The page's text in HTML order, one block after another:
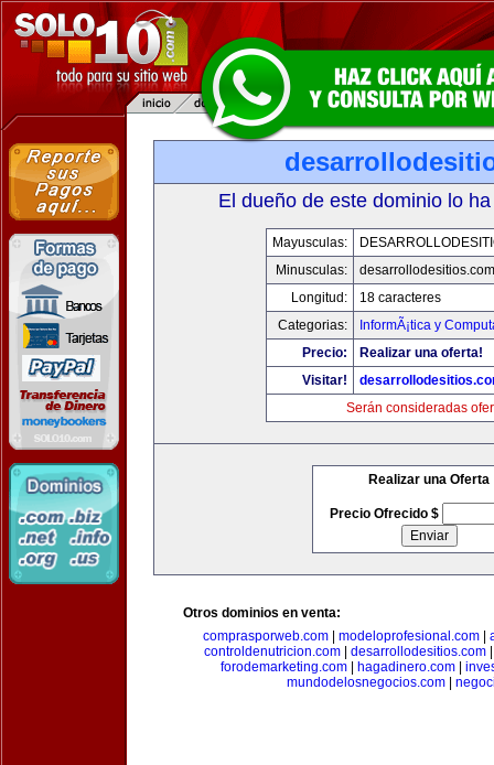
El dueño de este dominio lo
Mayusculas:
Minusculas:
desarrollodesitios.com
Longitud:
18 caracteres
Categorias:
InformÃ¡tica y
Precio:
Realizar una oferta!
Visitar!
Serán consideradas
Realizar una Oferta
Precio Ofrecido $
Otros dominios en venta:
comprasporweb.com| modeloprofesional.com|
controldenutricion.com
desarrollodesitios.com
forodemarketing.com| hagadinero.com|
mundodelosnegocios.com